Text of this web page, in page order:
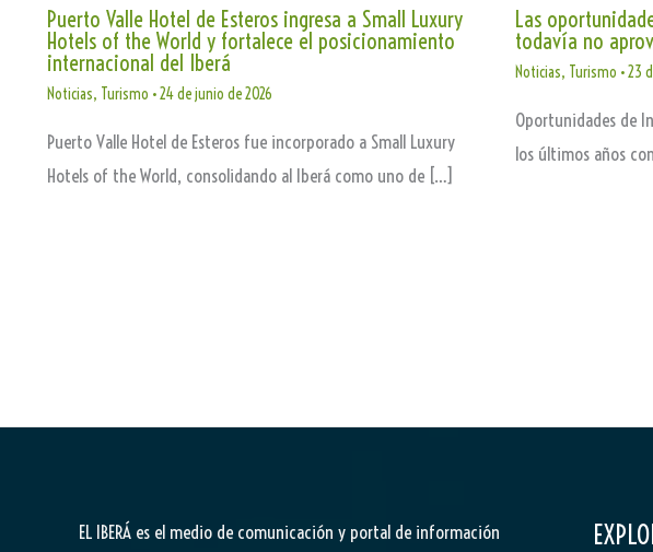
Puerto Valle Hotel de Esteros ingresa a Small Luxury
Hotels of the World y fortalece el posicionamiento
internacional del Iberá
Noticias, Turismo •24 de junio de 2026
Puerto Valle Hotel de Esteros fue incorporado a Small Luxury
Hotels of the World, consolidando al Iberá como uno de […]
Las
todavía no
Noticias, Turismo •23
Oportunidades de
los últimos años
EL IBERÁ es el medio de comunicación y portal de información